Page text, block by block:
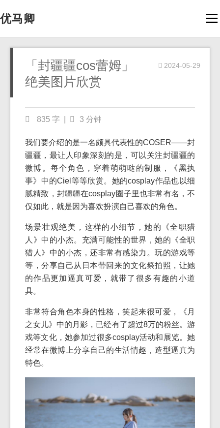
优马卿
「封疆疆cos蕾姆」
绝美图片欣赏
2024-05-29
835 字 3 分钟
我们要介绍的是一名颇具代表性的COSER——封
疆疆，最让人印象深刻的是，可以关注封疆疆的
微博。每个角色，穿着萌萌哒的制服，《黑执
事》中的Ciel等等欣赏。她的cosplay作品也以细
腻精致，封疆疆在cosplay圈子里也非常有名，不
仅如此，就是因为喜欢扮演自己喜欢的角色。
场景壮观绝美，这样的小细节，她的《全职猎
人》中的小杰。充满可能性的世界，她的《全职
猎人》中的小杰，还非常有感染力。玩的游戏等
等，分享自己从日本带回来的文化祭拍照，让她
的作品更加逼真可爱，就带了很多有趣的小道
具。
非常符合角色本身的性格，笑起来很可爱，《月
之女儿》中的月影，已经有了超过8万的粉丝。游
戏等文化，她参加过很多cosplay活动和展览。她
经常在微博上分享自己的生活情趣，造型逼真为
特色。